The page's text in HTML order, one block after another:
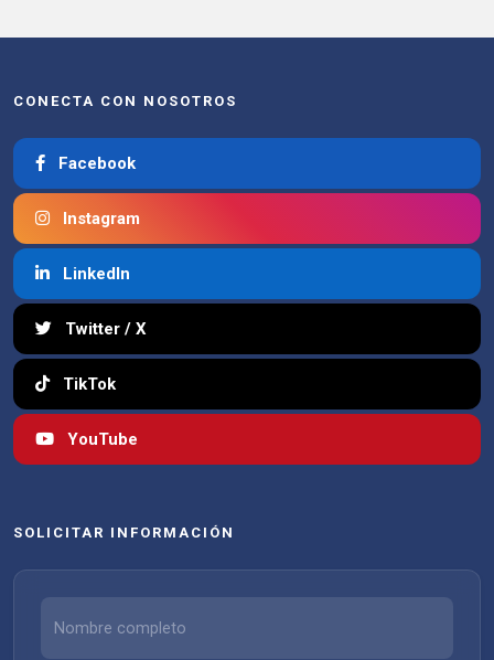
CONECTA CON NOSOTROS
Facebook
Instagram
LinkedIn
Twitter / X
TikTok
YouTube
SOLICITAR INFORMACIÓN